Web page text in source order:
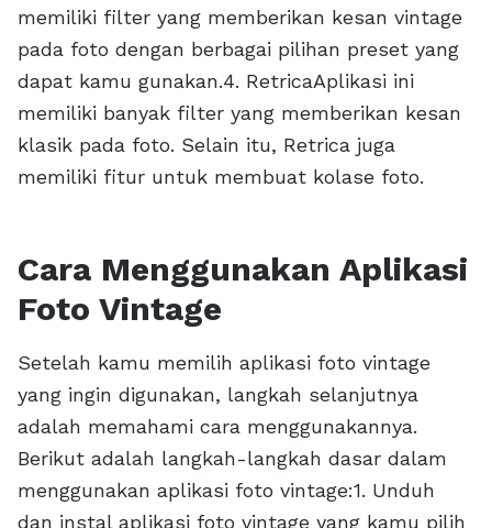
memiliki filter yang memberikan kesan vintage
pada foto dengan berbagai pilihan preset yang
dapat kamu gunakan.4. RetricaAplikasi ini
memiliki banyak filter yang memberikan kesan
klasik pada foto. Selain itu, Retrica juga
memiliki fitur untuk membuat kolase foto.
Cara Menggunakan Aplikasi
Foto Vintage
Setelah kamu memilih aplikasi foto vintage
yang ingin digunakan, langkah selanjutnya
adalah memahami cara menggunakannya.
Berikut adalah langkah-langkah dasar dalam
menggunakan aplikasi foto vintage:1. Unduh
dan instal aplikasi foto vintage yang kamu pilih